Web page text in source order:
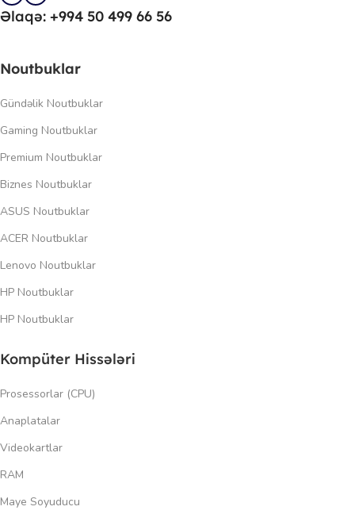
Əlaqə: +994 50 499 66 56
Noutbuklar
Gündəlik Noutbuklar
Gaming Noutbuklar
Premium Noutbuklar
Biznes Noutbuklar
ASUS Noutbuklar
ACER Noutbuklar
Lenovo Noutbuklar
HP Noutbuklar
HP Noutbuklar
Kompüter Hissələri
Prosessorlar (CPU)
Anaplatalar
Videokartlar
RAM
Maye Soyuducu